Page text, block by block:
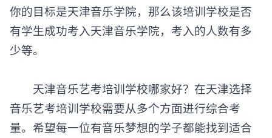
你的目标是天津音乐学院，那么该培训学校是否
有学生成功考入天津音乐学院，考入的人数有多
少等。
天津音乐艺考培训学校哪家好？在天津选择
音乐艺考培训学校需要从多个方面进行综合考
量。希望每一位有音乐梦想的学子都能找到适合